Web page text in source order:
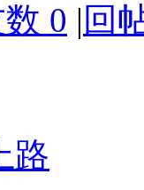
0 | 回
路